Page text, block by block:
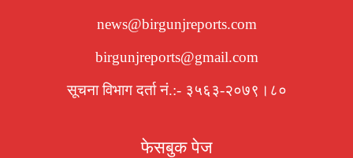
news@birgunjreports.com
birgunjreports@gmail.com
सूचना विभाग दर्ता नं.:- ३५६३-२०७९।८०
फेसबुक पेज